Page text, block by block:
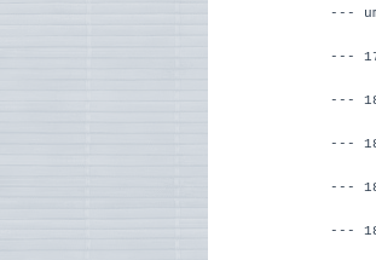
---
---
---
---
---
---